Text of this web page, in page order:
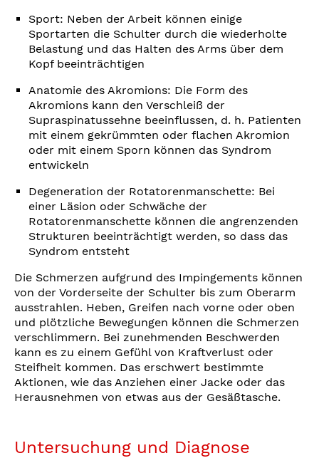
Sport: Neben der Arbeit können einige
Sportarten die Schulter durch die wiederholte
Belastung und das Halten des Arms über dem
Kopf beeinträchtigen
Anatomie des Akromions: Die Form des
Akromions kann den Verschleiß der
Supraspinatussehne beeinflussen, d. h. Patienten
mit einem gekrümmten oder flachen Akromion
oder mit einem Sporn können das Syndrom
entwickeln
Degeneration der Rotatorenmanschette: Bei
einer Läsion oder Schwäche der
Rotatorenmanschette können die angrenzenden
Strukturen beeinträchtigt werden, so dass das
Syndrom entsteht
Die Schmerzen aufgrund des Impingements können
von der Vorderseite der Schulter bis zum Oberarm
ausstrahlen. Heben, Greifen nach vorne oder oben
und plötzliche Bewegungen können die Schmerzen
verschlimmern. Bei zunehmenden Beschwerden
kann es zu einem Gefühl von Kraftverlust oder
Steifheit kommen. Das erschwert bestimmte
Aktionen, wie das Anziehen einer Jacke oder das
Herausnehmen von etwas aus der Gesäßtasche.
Untersuchung und Diagnose